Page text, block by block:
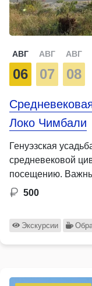
АВГ
06
АВГ
07
АВГ
08
Локо Чимбали
Генуэзская
средневековой
посещению.
500
Экскурсии